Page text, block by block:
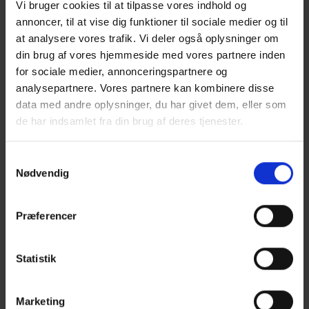
Vi bruger cookies til at tilpasse vores indhold og
annoncer, til at vise dig funktioner til sociale medier og til
at analysere vores trafik. Vi deler også oplysninger om
din brug af vores hjemmeside med vores partnere inden
for sociale medier, annonceringspartnere og
analysepartnere. Vores partnere kan kombinere disse
data med andre oplysninger, du har givet dem, eller som
de har indsamlet fra din brug af deres tjenester.
Nødvendig
Præferencer
Statistik
Marketing
nye produkt, som alle snakker om, når de kører hjem, griner
han og tilføjer, at reolen kan skræddersys efter kundernes
ønsker.
Fokus på klimasikring og rensning
Blandt dem, der leverer produkter til at opbevare i Kloak-reol,
er Scanpipe A/S, som har været med på Kloakmessen lige fra
starten. Scanpipe er en af landets største grossister med
- Kloakmessen er den mest relevante messe, der findes for en
virksomhed som vores. Det er præcis vores kernekunder, der
kommer; kloakmestre, entreprenører og også rådgivere og
Der er rigtig mange udførende i forhold til andre fora, så
messen er ikke til at komme udenom, fastslår indkøbs- og